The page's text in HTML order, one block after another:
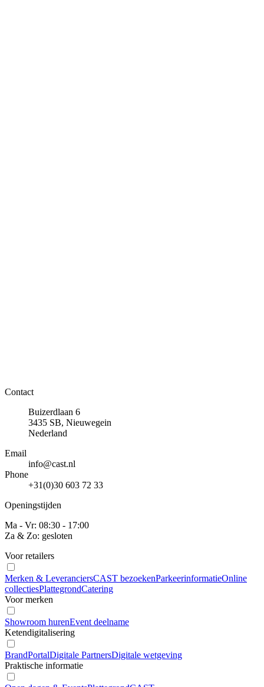
Contact
Buizerdlaan 6
3435 SB, Nieuwegein
Nederland
Email
info@cast.nl
Phone
+31(0)30 603 72 33
Openingstijden
Ma - Vr: 08:30 - 17:00
Za & Zo: gesloten
Voor retailers
Merken & LeveranciersCAST bezoekenParkeerinformatieOnline
collectiesPlattegrondCatering
Voor merken
Showroom hurenEvent deelname
Ketendigitalisering
BrandPortalDigitale PartnersDigitale wetgeving
Praktische informatie